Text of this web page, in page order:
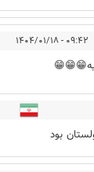
۰۹:۴۲ - ۱۴۰۴/۰۱/۱۸
بود